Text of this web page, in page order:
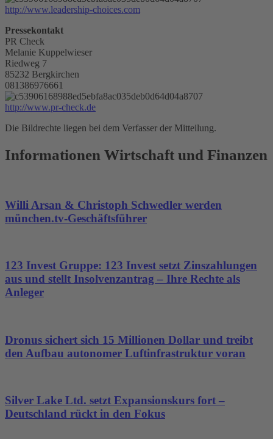
http://www.leadership-choices.com
Pressekontakt
PR Check
Melanie Kuppelwieser
Riedweg 7
85232 Bergkirchen
081386976661
http://www.pr-check.de
Die Bildrechte liegen bei dem Verfasser der Mitteilung.
Informationen Wirtschaft und Finanzen
Willi Arsan & Christoph Schwedler werden
münchen.tv-Geschäftsführer
123 Invest Gruppe: 123 Invest setzt Zinszahlungen
aus und stellt Insolvenzantrag – Ihre Rechte als
Anleger
Dronus sichert sich 15 Millionen Dollar und treibt
den Aufbau autonomer Luftinfrastruktur voran
Silver Lake Ltd. setzt Expansionskurs fort –
Deutschland rückt in den Fokus